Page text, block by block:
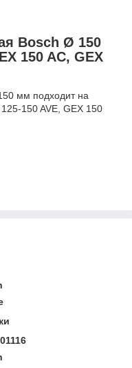
Bosch Ø 150
150 AC, GEX
мм подходит на
150 AVE, GEX 150